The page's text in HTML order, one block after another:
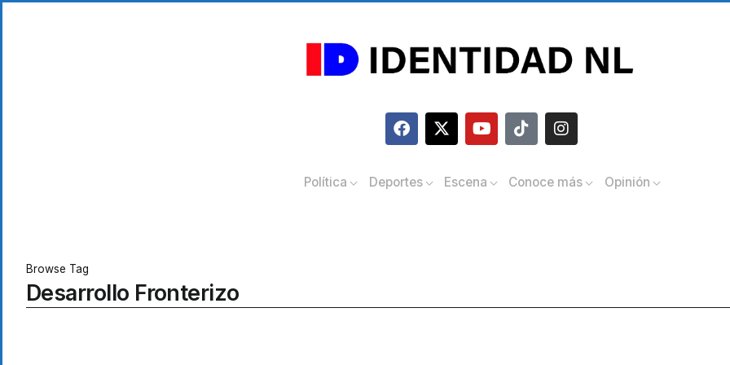
Política Deportes Escena Conoce más Opinión
Browse Tag
Desarrollo Fronterizo